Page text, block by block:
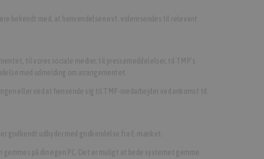
bekendt med, at henvendelsen evt. videresendes til relevant
til vores sociale medier, til pressemeddelelser, til TMP’s
med udmelding om arrangementet.
eller ved at henvende sig til TMP-medarbejder ved ankomst til
godkendt udbyder med godkendelse fra E-mærket.
på din egen PC. Det er muligt at bede systemet gemme